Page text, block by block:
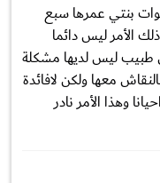
التبول اللاإرادي في سن 7 سنوات بنتي عمرها سبع
الأمر ليس دائما
طبيب ليس لديها مشكلة
معها ولكن لافائدة
وهذا الأمر نادر